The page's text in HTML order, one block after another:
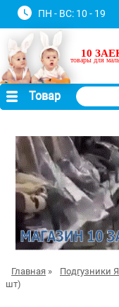
ПН - ВС: 10 - 19
10
товары для
Товар
Главная » Подгузники
шт)